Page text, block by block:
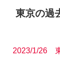
東京の過
2023/1/26